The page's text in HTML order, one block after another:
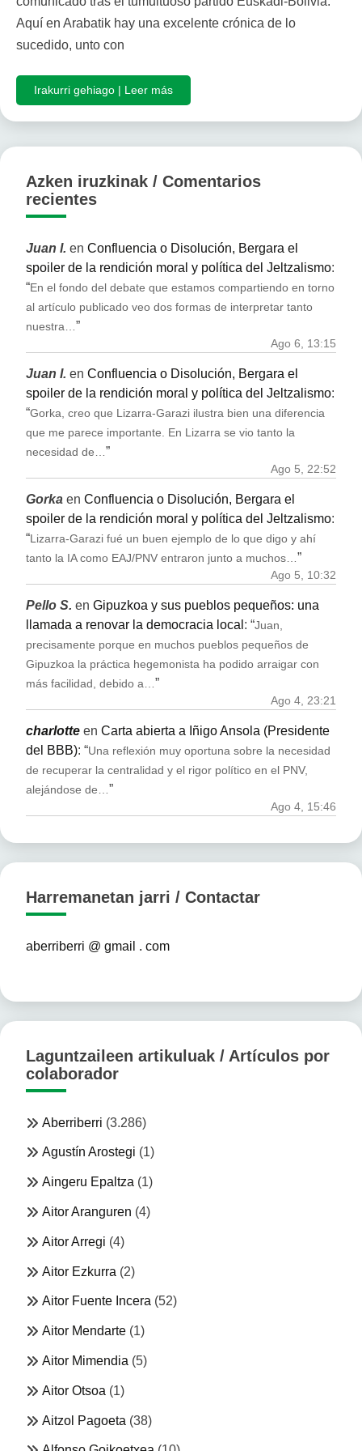
Aquí en Arabatik hay una excelente crónica de lo
sucedido, unto con
Irakurri gehiago | Leer más
Azken iruzkinak / Comentarios
recientes
Juan I. en Confluencia o Disolución, Bergara el
spoiler de la rendición moral y política del Jeltzalismo:
“En el fondo del debate que estamos compartiendo en torno
al artículo publicado veo dos formas de interpretar tanto
nuestra…”
Ago 6, 13:15
Juan I. en Confluencia o Disolución, Bergara el
spoiler de la rendición moral y política del Jeltzalismo:
“Gorka, creo que Lizarra-Garazi ilustra bien una diferencia
que me parece importante. En Lizarra se vio tanto la
necesidad de…”
Ago 5, 22:52
Gorka en Confluencia o Disolución, Bergara el
spoiler de la rendición moral y política del Jeltzalismo:
“Lizarra-Garazi fué un buen ejemplo de lo que digo y ahí
tanto la IA como EAJ/PNV entraron junto a muchos…”
Ago 5, 10:32
Pello S. en Gipuzkoa y sus pueblos pequeños: una
llamada a renovar la democracia local : “Juan,
precisamente porque en muchos pueblos pequeños de
Gipuzkoa la práctica hegemonista ha podido arraigar con
más facilidad, debido a… ”
Ago 4, 23:21
charlotte en Carta abierta a Iñigo Ansola (Presidente
del BBB): “Una reflexión muy oportuna sobre la necesidad
de recuperar la centralidad y el rigor político en el PNV,
alejándose de… ”
Ago 4, 15:46
Harremanetan jarri / Contactar
aberriberri @ gmail . com
Laguntzaileen artikuluak / Artículos por
colaborador
Aberriberri (3.286)
Agustín Arostegi (1)
Aingeru Epaltza (1)
Aitor Aranguren (4)
Aitor Arregi (4)
Aitor Ezkurra (2)
Aitor Fuente Incera (52)
Aitor Mendarte (1)
Aitor Mimendia (5)
Aitor Otsoa (1)
Aitzol Pagoeta (38)